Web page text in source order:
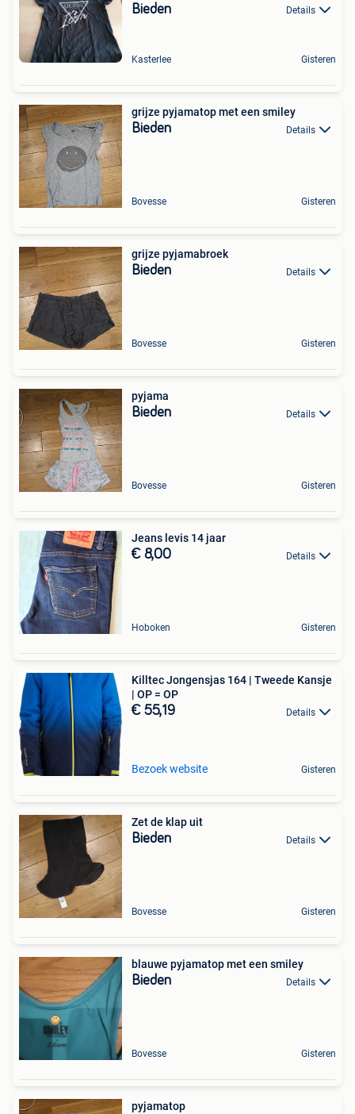
Bieden Details
Kasterlee Gisteren
grijze pyjamatop met een smiley
Bieden Details
Bovesse Gisteren
grijze pyjamabroek
Bieden Details
Bovesse Gisteren
pyjama
Bieden Details
Bovesse Gisteren
Jeans levis 14 jaar
€ 8,00 Details
Hoboken Gisteren
Killtec Jongensjas 164 | Tweede Kansje
| OP = OP
€ 55,19 Details
Bezoek website Gisteren
Zet de klap uit
Bieden Details
Bovesse Gisteren
blauwe pyjamatop met een smiley
Bieden Details
Bovesse Gisteren
pyjamatop